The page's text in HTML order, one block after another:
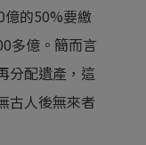
億的50%要繳
多億。簡而言
分配遺產，這
古人後無來者